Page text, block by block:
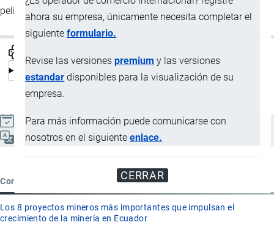
ahora su empresa, únicamente necesita completar el
siguienteformulario.
Revise las versionespremium y las versiones
estandar disponibles para la visualización de su
empresa.
Para más información puede comunicarse con
nosotros en el siguienteenlace.
CERRAR
peligrosas elaborado por un comité de expertos en el tema.
Actualizado el 9 Septiembre, 2024
Español
Contenido reciente
Los 8 proyectos mineros más importantes que impulsan el
crecimiento de la minería en Ecuador